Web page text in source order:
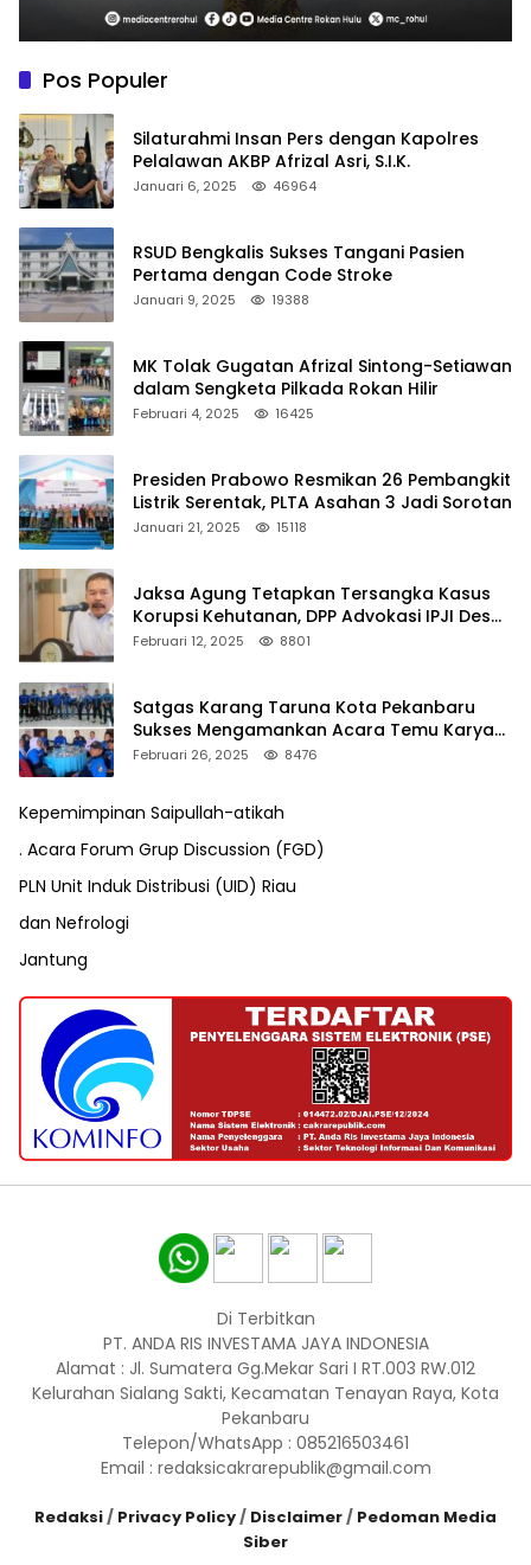
Pos Populer
Silaturahmi Insan Pers dengan Kapolres
Pelalawan AKBP Afrizal Asri, S.I.K.
Januari 6, 2025 46964
RSUD Bengkalis Sukses Tangani Pasien
Pertama dengan Code Stroke
Januari 9, 2025 19388
MK Tolak Gugatan Afrizal Sintong-Setiawan
dalam Sengketa Pilkada Rokan Hilir
Februari 4, 2025 16425
Presiden Prabowo Resmikan 26 Pembangkit
Listrik Serentak, PLTA Asahan 3 Jadi Sorotan
Januari 21, 2025 15118
Jaksa Agung Tetapkan Tersangka Kasus
Korupsi Kehutanan, DPP Advokasi IPJI Desak
Pengusutan Pajak RAPP
Februari 12, 2025 8801
Satgas Karang Taruna Kota Pekanbaru
Sukses Mengamankan Acara Temu Karya
VII Karang Taruna Pekanbaru
Februari 26, 2025 8476
Kepemimpinan Saipullah-atikah
. Acara Forum Grup Discussion (FGD)
PLN Unit Induk Distribusi (UID) Riau
dan Nefrologi
Jantung
Di Terbitkan
PT. ANDA RIS INVESTAMA JAYA INDONESIA
Alamat : Jl. Sumatera Gg.Mekar Sari I RT.003 RW.012
Kelurahan Sialang Sakti, Kecamatan Tenayan Raya, Kota
Pekanbaru
Telepon/WhatsApp : 085216503461
Email : redaksicakrarepublik@gmail.com
Redaksi/ Privacy Policy/ Disclaimer/ Pedoman Media
Siber